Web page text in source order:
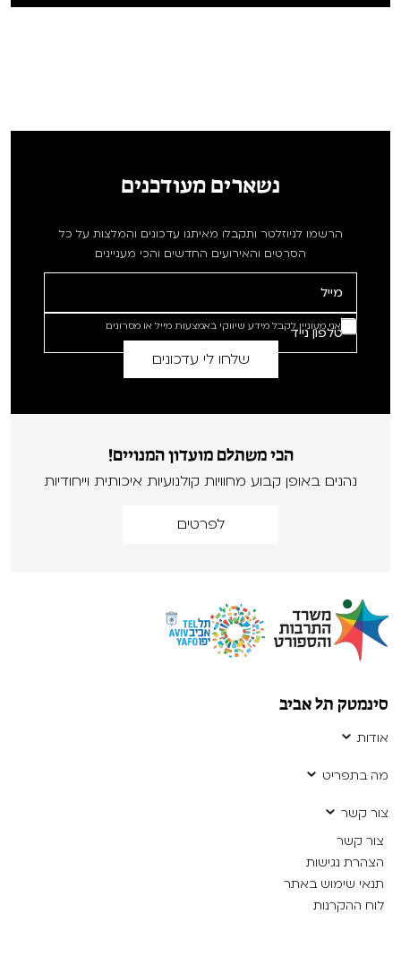
נשארים מעודכנים
הרשמו לניוזלטר ותקבלו מאיתנו עדכונים והמלצות על כל
הסרטים והאירועים החדשים והכי מעניינים
אני מעוניין לקבל מידע שיווקי באמצעות מייל או מסרונים
הכי משתלם מועדון המנויים!
נהנים באופן קבוע מחוויות קולנועיות איכותית וייחודיות
לפרטים
סינמטק תל אביב
אודות
מה בתפריט
צור קשר
צור קשר
הצהרת נגישות
תנאי שימוש באתר
לוח ההקרנות